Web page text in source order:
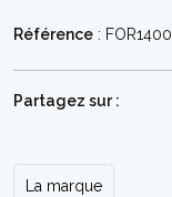
Référence : FOR1400
Partagez sur :
La marque